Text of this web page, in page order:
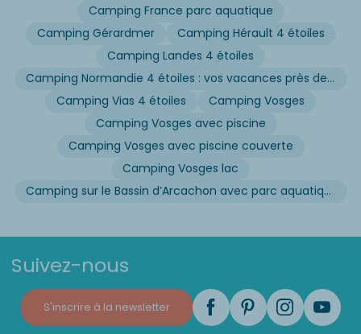
Camping France parc aquatique
Camping Gérardmer
Camping Hérault 4 étoiles
Camping Landes 4 étoiles
Camping Normandie 4 étoiles : vos vacances près de la Manche
Camping Vias 4 étoiles
Camping Vosges
Camping Vosges avec piscine
Camping Vosges avec piscine couverte
Camping Vosges lac
Camping sur le Bassin d’Arcachon avec parc aquatique
Suivez-nous
S'inscrire à la newsletter